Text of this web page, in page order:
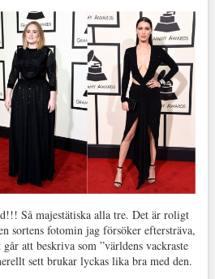
Så majestätiska alla tre. Det är roligt
sortens fotomin jag försöker eftersträva,
att beskriva som ”världens vackraste
sett brukar lyckas lika bra med den.